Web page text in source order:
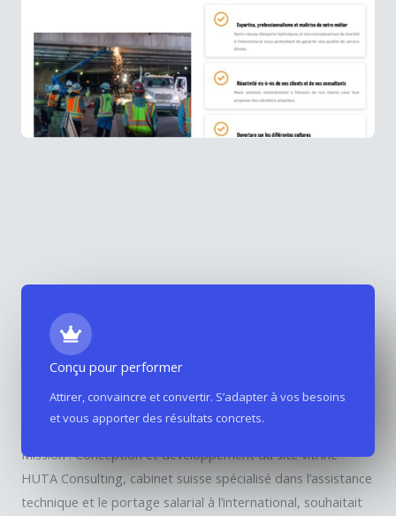
Conçu pour performer
Attirer, convaincre et convertir. S’adapter à vos besoins
et vous apporter des résultats concrets.
Site internet hutaconsulting
Secteur : Conseil, Ressources Humaines, Portage salarial
Mission : Conception et développement du site vitrine​
HUTA Consulting, cabinet suisse spécialisé dans l’assistance
technique et le portage salarial à l’international, souhaitait